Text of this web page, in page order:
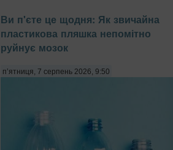
Ви п'єте це щодня: Як звичайна
пластикова пляшка непомітно
руйнує мозок
п’ятниця, 7 серпень 2026, 9:50